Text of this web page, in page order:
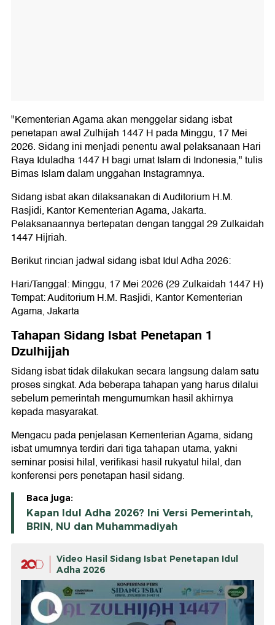
"Kementerian Agama akan menggelar sidang isbat
penetapan awal Zulhijah 1447 H pada Minggu, 17 Mei
2026. Sidang ini menjadi penentu awal pelaksanaan Hari
Raya Iduladha 1447 H bagi umat Islam di Indonesia," tulis
Bimas Islam dalam unggahan Instagramnya.
Sidang isbat akan dilaksanakan di Auditorium H.M.
Rasjidi, Kantor Kementerian Agama, Jakarta.
Pelaksanaannya bertepatan dengan tanggal 29 Zulkaidah
1447 Hijriah.
Berikut rincian jadwal sidang isbat Idul Adha 2026:
Hari/Tanggal: Minggu, 17 Mei 2026 (29 Zulkaidah 1447 H)
Tempat: Auditorium H.M. Rasjidi, Kantor Kementerian
Agama, Jakarta
Tahapan Sidang Isbat Penetapan 1
Dzulhijjah
Sidang isbat tidak dilakukan secara langsung dalam satu
proses singkat. Ada beberapa tahapan yang harus dilalui
sebelum pemerintah mengumumkan hasil akhirnya
kepada masyarakat.
Mengacu pada penjelasan Kementerian Agama, sidang
isbat umumnya terdiri dari tiga tahapan utama, yakni
seminar posisi hilal, verifikasi hasil rukyatul hilal, dan
konferensi pers penetapan hasil sidang.
Baca juga:
Kapan Idul Adha 2026? Ini Versi Pemerintah,
BRIN, NU dan Muhammadiyah
Video Hasil Sidang Isbat Penetapan Idul
Adha 2026